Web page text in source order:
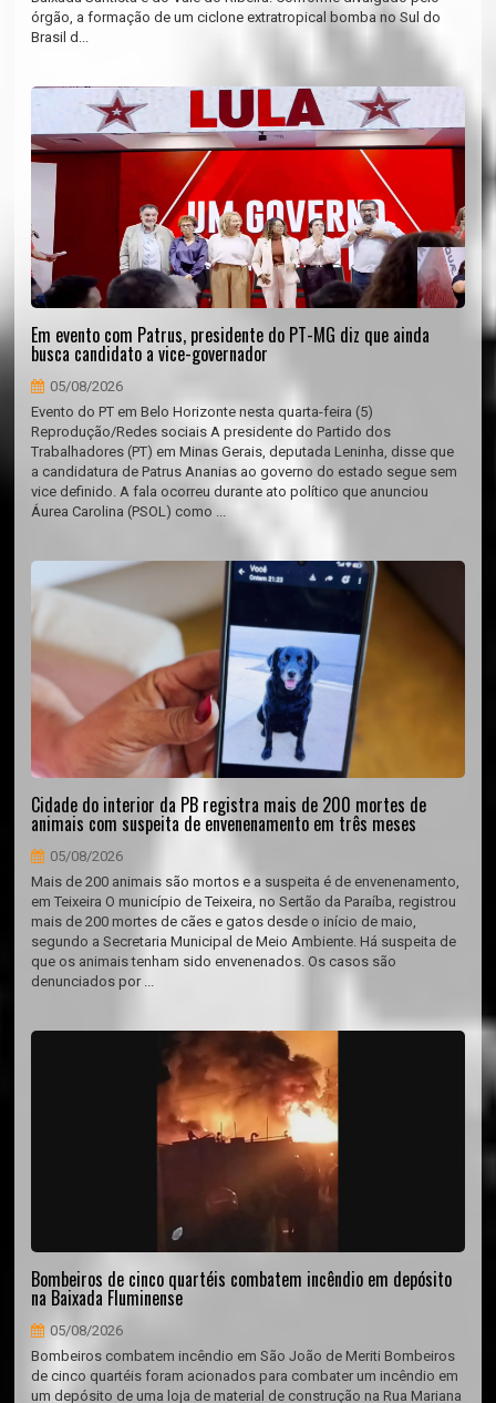
órgão, a formação de um ciclone extratropical bomba no Sul do
Brasil d...
Em evento com Patrus, presidente do PT-MG diz que ainda
busca candidato a vice-governador
05/08/2026
Evento do PT em Belo Horizonte nesta quarta-feira (5)
Reprodução/Redes sociais A presidente do Partido dos
Trabalhadores (PT) em Minas Gerais, deputada Leninha, disse que
a candidatura de Patrus Ananias ao governo do estado segue sem
vice definido. A fala ocorreu durante ato político que anunciou
Áurea Carolina (PSOL) como ...
Cidade do interior da PB registra mais de 200 mortes de
animais com suspeita de envenenamento em três meses
05/08/2026
Mais de 200 animais são mortos e a suspeita é de envenenamento,
em Teixeira O município de Teixeira, no Sertão da Paraíba, registrou
mais de 200 mortes de cães e gatos desde o início de maio,
segundo a Secretaria Municipal de Meio Ambiente. Há suspeita de
que os animais tenham sido envenenados. Os casos são
denunciados por ...
Bombeiros de cinco quartéis combatem incêndio em depósito
na Baixada Fluminense
05/08/2026
Bombeiros combatem incêndio em São João de Meriti Bombeiros
de cinco quartéis foram acionados para combater um incêndio em
um depósito de uma loja de material de construção na Rua Mariana